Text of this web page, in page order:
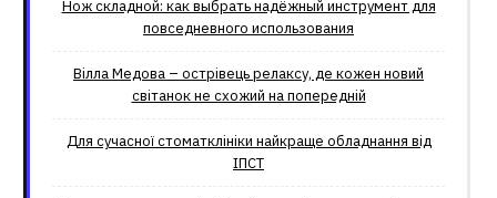
Нож складной: как выбрать надёжный инструмент для
повседневного использования
Вілла Медова – острівець релаксу, де кожен новий
світанок не схожий на попередній
Для сучасної стоматклініки найкраще обладнання від
ІПСТ